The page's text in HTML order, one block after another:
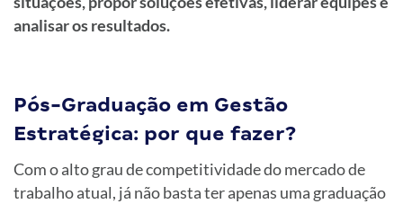
analisar os resultados.
Pós-Graduação em Gestão
Estratégica: por que fazer?
Com o alto grau de competitividade do mercado de
trabalho atual, já não basta ter apenas uma graduação